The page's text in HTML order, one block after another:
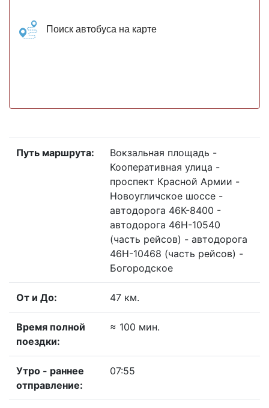
Поиск автобуса на карте
Путь маршрута:
Вокзальная площадь -
Кооперативная улица -
проспект Красной Армии -
Новоугличское шоссе -
автодорога 46К-8400 -
автодорога 46Н-10540
(часть рейсов) - автодорога
46Н-10468 (часть рейсов) -
Богородское
От и До: 47 км.
Время полной
поездки:
≈ 100 мин.
Утро - раннее
отправление:
07:55